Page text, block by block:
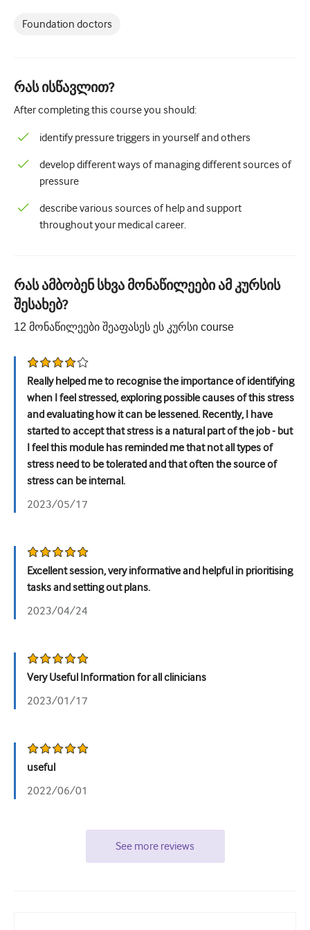
პროცედურული უნარები
Პროფესიული უნარები
Საზოგადოებრივი ჯანდაცვის
ხარისხის გაუმჯობესება
თირკმლის მედიცინა
სექსუალური ჯანმრთელობა
ოპერაცია
უროლოგია
ქალთა ჯანმრთელობა
Foundation doctors
რას ისწავლით?
After completing this course you should:
identify pressure triggers in yourself and others
develop different ways of managing different sources of
pressure
describe various sources of help and support
throughout your medical career.
რას ამბობენ სხვა მონაწილეები ამ კურსის
შესახებ?
12 მონაწილეები შეაფასეს ეს კურსი course
Really helped me to recognise the importance of identifying
when I feel stressed, exploring possible causes of this stress
and evaluating how it can be lessened. Recently, I have
started to accept that stress is a natural part of the job - but
I feel this module has reminded me that not all types of
stress need to be tolerated and that often the source of
stress can be internal.
2023/05/17
Excellent session, very informative and helpful in prioritising
tasks and setting out plans.
2023/04/24
Very Useful Information for all clinicians
2023/01/17
useful
2022/06/01
See more reviews